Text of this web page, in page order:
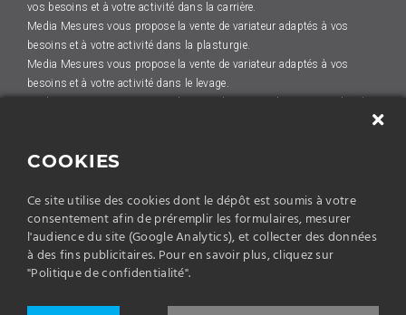
vos besoins et à votre activité dans la carrière.
Media Mesures vous propose la vente de variateur adaptés à vos
besoins et à votre activité dans la plasturgie.
Media Mesures vous propose la vente de variateur adaptés à vos
besoins et à votre activité dans le levage.
vos besoins et à votre activité dans l'HVAC (ventilation,
Media Mesures vous propose la vente de capteur thermique adaptés à
vos besoins et à votre activité dans le pompage.
Media Mesures vous propose la vente de dispositif d'automatisme
adaptés à vos besoins et à votre activité dans la construction de
machines.
COOKIES
Ce site utilise des cookies dont le dépôt est soumis à votre
consentement afin de préremplir les formulaires, mesurer
l'audience du site (Google Analytics), et collecter des données
à des fins publicitaires. Pour en savoir plus, cliquez sur
"Politique de confidentialité".